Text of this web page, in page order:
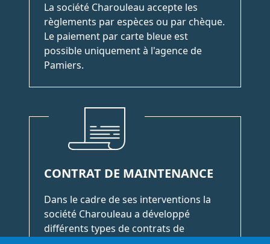
La société Charouleau accepte les
règlements par espèces ou par chèque.
Le paiement par carte bleue est
possible uniquement à l'agence de
Pamiers.
CONTRAT DE MAINTENANCE
Dans le cadre de ses interventions la
société Charouleau a développé
différents types de contrats de